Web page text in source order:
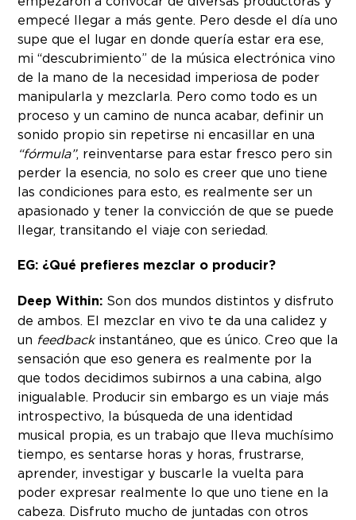
empecé llegar a más gente. Pero desde el día uno
supe que el lugar en donde quería estar era ese,
mi “descubrimiento” de la música electrónica vino
de la mano de la necesidad imperiosa de poder
manipularla y mezclarla. Pero como todo es un
proceso y un camino de nunca acabar, definir un
sonido propio sin repetirse ni encasillar en una
“fórmula”, reinventarse para estar fresco pero sin
perder la esencia, no solo es creer que uno tiene
las condiciones para esto, es realmente ser un
apasionado y tener la convicción de que se puede
llegar, transitando el viaje con seriedad.
EG: ¿Qué prefieres mezclar o producir?
Deep Within: Son dos mundos distintos y disfruto
de ambos. El mezclar en vivo te da una calidez y
un feedbackinstantáneo, que es único. Creo que la
sensación que eso genera es realmente por la
que todos decidimos subirnos a una cabina, algo
inigualable. Producir sin embargo es un viaje más
introspectivo, la búsqueda de una identidad
musical propia, es un trabajo que lleva muchísimo
tiempo, es sentarse horas y horas, frustrarse,
aprender, investigar y buscarle la vuelta para
poder expresar realmente lo que uno tiene en la
cabeza. Disfruto mucho de juntadas con otros